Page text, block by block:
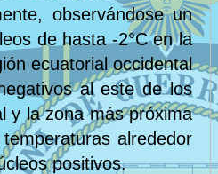
observándose un
de hasta -2°C en la
ecuatorial occidental
al este de los
y la zona más próxima
alrededor
positivos.